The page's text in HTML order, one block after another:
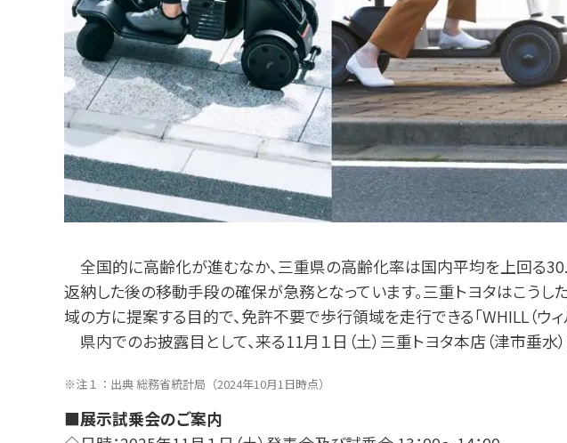
全国的に⾼齢化が進むなか、三重県の⾼齢化率は国内平均を上回る
返納した後の移動⼿段の確保が急務となっています。三重トヨタはこう
域の⽅に提案する⽬的で、免許不要で歩⾏領域を⾛⾏できる「WHILL（ウィ
県内でのお披露⽬として、来る11⽉１⽇（⼟）三重トヨタ本店（津市垂⽔
注１：出典 総務省統計局（2024年10⽉1⽇時点）
■展⽰試乗会のご案内